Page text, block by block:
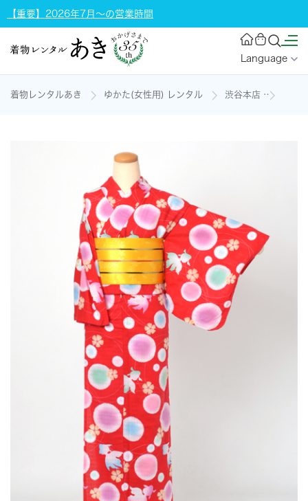
【重要】2026年7月～の営業時間
Language
着物レンタルあき ゆかた(女性用) レンタル 渋谷本店